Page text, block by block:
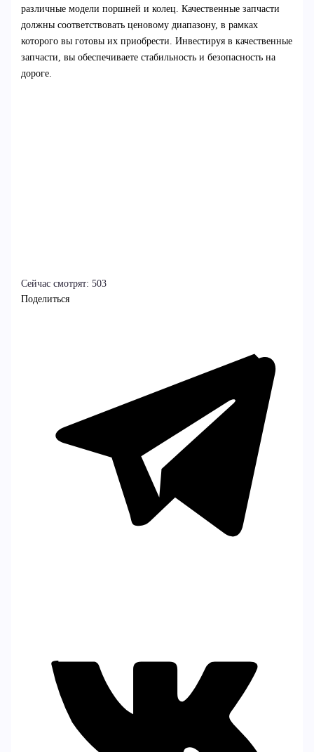
различные модели поршней и колец. Качественные запчасти
должны соответствовать ценовому диапазону, в рамках
которого вы готовы их приобрести. Инвестируя в качественные
запчасти, вы обеспечиваете стабильность и безопасность на
дороге.
Сейчас смотрят: 503
Поделиться